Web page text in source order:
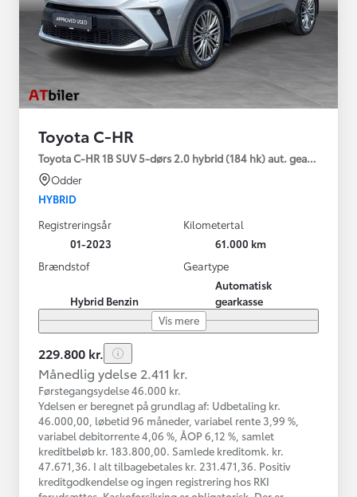
Toyota C-HR
Toyota C-HR 1B SUV 5-dørs 2.0 hybrid (184 hk) aut. gear C-HIC
Odder
HYBRID
Registreringsår
01-2023
Kilometertal
61.000 km
Brændstof
Hybrid Benzin
Geartype
Automatisk
gearkasse
Vis mere
229.800 kr.
Månedlig ydelse 2.411 kr.
Førstegangsydelse 46.000 kr.
Ydelsen er beregnet på grundlag af: Udbetaling kr.
46.000,00, løbetid 96 måneder, variabel rente 3,99 %,
variabel debitorrente 4,06 %, ÅOP 6,12 %, samlet
kreditbeløb kr. 183.800,00. Samlede kreditomk. kr.
47.671,36. I alt tilbagebetales kr. 231.471,36. Positiv
kreditgodkendelse og ingen registrering hos RKI